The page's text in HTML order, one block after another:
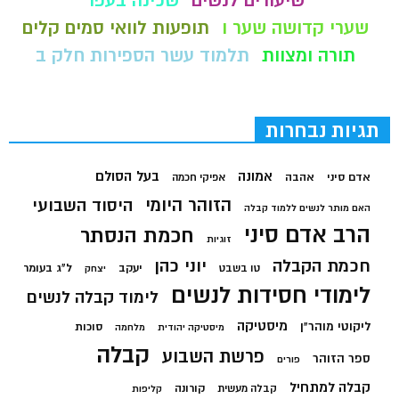
שערי קדושה שער ו
תופעות לוואי סמים קלים
תורה ומצוות תלמוד עשר הספירות חלק ב
תגיות נבחרות
אדם סיני אהבה אמונה אפיקי חכמה בעל הסולם
האם מותר לנשים ללמוד קבלה הזוהר היומי היסוד השבועי
הרב אדם סיני זוגיות חכמת הנסתר
חכמת הקבלה טו בשבט יוני כהן יעקב יצחק ל"ג בעומר
לימודי חסידות לנשים לימוד קבלה לנשים
ליקוטי מוהר"ן מיסטיקה מיסטיקה יהודית מלחמה סוכות
ספר הזוהר פורים פרשת השבוע קבלה
קבלה למתחיל קבלה מעשית קורונה קליפות